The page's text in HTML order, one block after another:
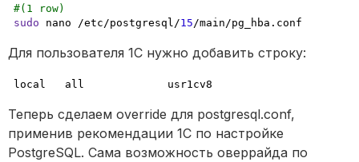
#(1 row)
sudo nano /etc/postgresql/15 /main/pg_hba.conf
Для пользователя 1С нужно добавить строку:
local   all             usr1cv8
Теперь сделаем override для postgresql.conf,
применив рекомендации 1С по настройке
PostgreSQL. Сама возможность оверрайда по